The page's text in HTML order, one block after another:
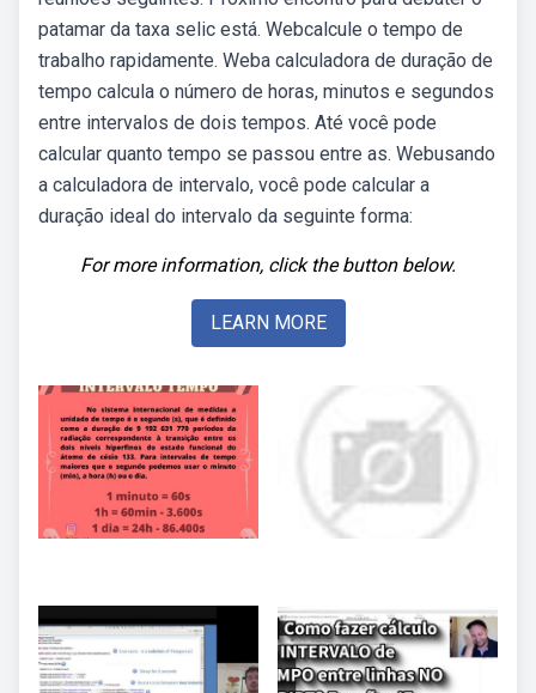
patamar da taxa selic está. Webcalcule o tempo de
trabalho rapidamente. Weba calculadora de duração de
tempo calcula o número de horas, minutos e segundos
entre intervalos de dois tempos. Até você pode
calcular quanto tempo se passou entre as. Webusando
a calculadora de intervalo, você pode calcular a
duração ideal do intervalo da seguinte forma:
For more information, click the button below.
LEARN MORE